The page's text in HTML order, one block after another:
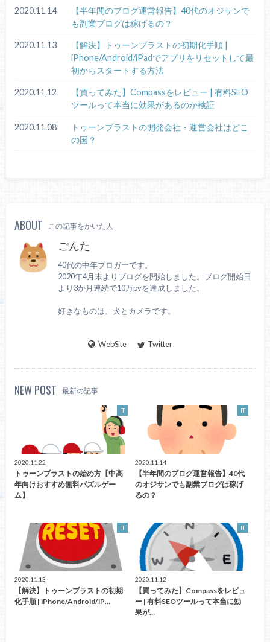
2020.11.14
【半年間のブログ運営報告】40代のオジサンで
も副業ブログは稼げるの？
2020.11.13
【解決】トゥーンブラストの初期化手順 |
iPhone/Android/iPadでアプリをリセットして最
初からスタートする方法
2020.11.12
【買ってみた】Compassをレビュー | 有料SEO
ツールって本当に効果があるのか検証
2020.11.08
トゥーンブラストの開発会社・運営会社はどこ
の国？
ABOUT この記事をかいた人
ごんた
40代の中年ブロガーです。
2020年4月末よりブログを開始しました。ブログ開始日
より3か月連続で10万pvを達成しました。
好きなものは、犬とカメラです。
WebSite Twitter
NEW POST 最新の記事
IT
2020.11.22
トゥーンブラストの始め方【中高
年向けおすすめ無料パズルゲー
ム】
IT
2020.11.14
【半年間のブログ運営報告】40代
のオジサンでも副業ブログは稼げ
るの？
IT
2020.11.13
【解決】トゥーンブラストの初期
化手順 | iPhone/Android/iP…
IT
2020.11.12
【買ってみた】Compassをレビュ
ー | 有料SEOツールって本当に効
果が…